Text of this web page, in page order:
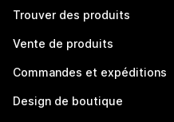
Trouver des produits
Vente de produits
Commandes et expéditions
Design de boutique